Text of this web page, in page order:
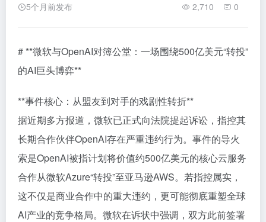
5个月前发布 2,710 0
# **微软与OpenAI对簿公堂：一场围绕500亿美元“转投”
的AI巨头博弈**
**事件核心：从盟友到对手的戏剧性转折**
据近期多方报道，微软已正式向法院提起诉讼，指控其
长期合作伙伴OpenAI存在严重违约行为。事件的导火
索是OpenAI被指计划将价值约500亿美元的核心云服务
合作从微软Azure“转投”至亚马逊AWS。若指控属实，
这不仅是商业合作中的重大违约，更可能彻底重塑全球
AI产业的竞争格局。微软在诉状中强调，双方此前签署